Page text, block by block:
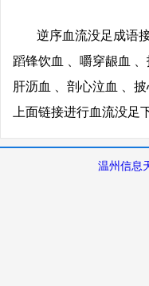
逆序血流没足成语
蹈锋饮血 、嚼穿龈血
肝沥血 、剖心泣血 、
上面链接进行血流没足
温州信息